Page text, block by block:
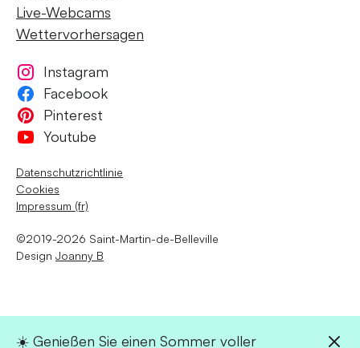
Live-Webcams
Wettervorhersagen
Instagram
Facebook
Pinterest
Youtube
Datenschutzrichtlinie
Cookies
Impressum (fr)
©2019-2026 Saint-Martin-de-Belleville
Design Joanny B
☀️ Genießen Sie einen Sommer voller